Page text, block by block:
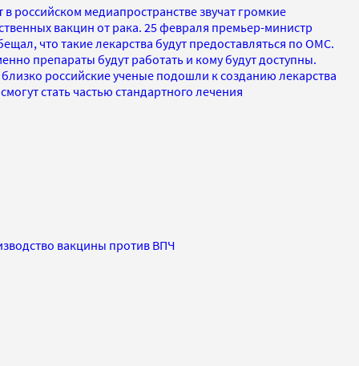
российском медиапространстве звучат громкие
вакцин от рака. 25 февраля премьер-министр
что такие лекарства будут предоставляться по ОМС.
препараты будут работать и кому будут доступны.
российские ученые подошли к созданию лекарства
стать частью стандартного лечения
вакцины против ВПЧ